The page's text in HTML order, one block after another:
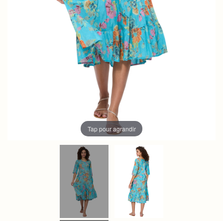
Tap pour agrandir